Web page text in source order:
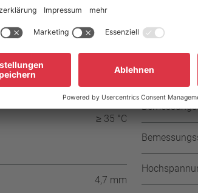
(≤ 80°C NST)
15 K (≥ 85°C ≤ 180° C NST)
15 K (≥ 185° C ≤ 200° C NST)
≥ 35 °C
4,7 mm